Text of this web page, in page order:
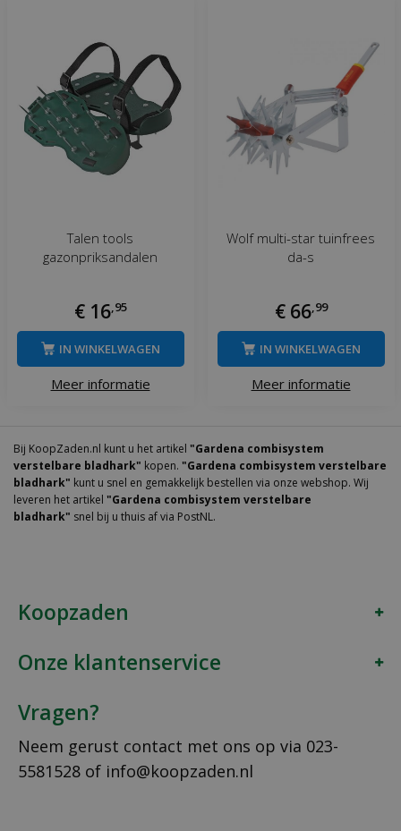
Talen tools
gazonpriksandalen
€ 16,95
Meer informatie
IN WINKELWAGEN
Wolf multi-star tuinfrees
da-s
€ 66,99
Meer informatie
IN WINKELWAGEN
Bij KoopZaden.nl kunt u het artikel "Gardena combisystem
verstelbare bladhark" kopen. "Gardena combisystem verstelbare
bladhark" kunt u snel en gemakkelijk bestellen via onze webshop. Wij
leveren het artikel "Gardena combisystem verstelbare
bladhark" snel bij u thuis af via PostNL.
Koopzaden
Onze klantenservice
Vragen?
Neem gerust contact met ons op via 023-
5581528 of info@koopzaden.nl